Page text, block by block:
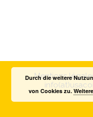
Mentions
Durch die weitere
von Cookies zu.